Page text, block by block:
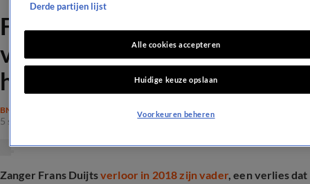
Frans Duijts mist overleden
vader: 'In alles wat ik doe is
hij bij me'
BN'ERS
5 sep 2025, 15:28
Zanger Frans Duijtsverloor in 2018 zijn vader, een verlies dat
Derde partijen lijst
Alle cookies accepteren
Huidige keuze opslaan
Voorkeuren beheren